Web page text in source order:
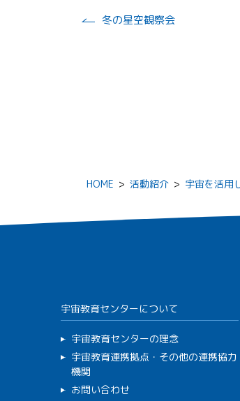
冬の星空観察会
HOME > 活動紹介 > 宇宙を活用
宇宙教育センターについて
宇宙教育センターの理念
宇宙教育連携拠点・その他の連携協力
機関
お問い合わせ